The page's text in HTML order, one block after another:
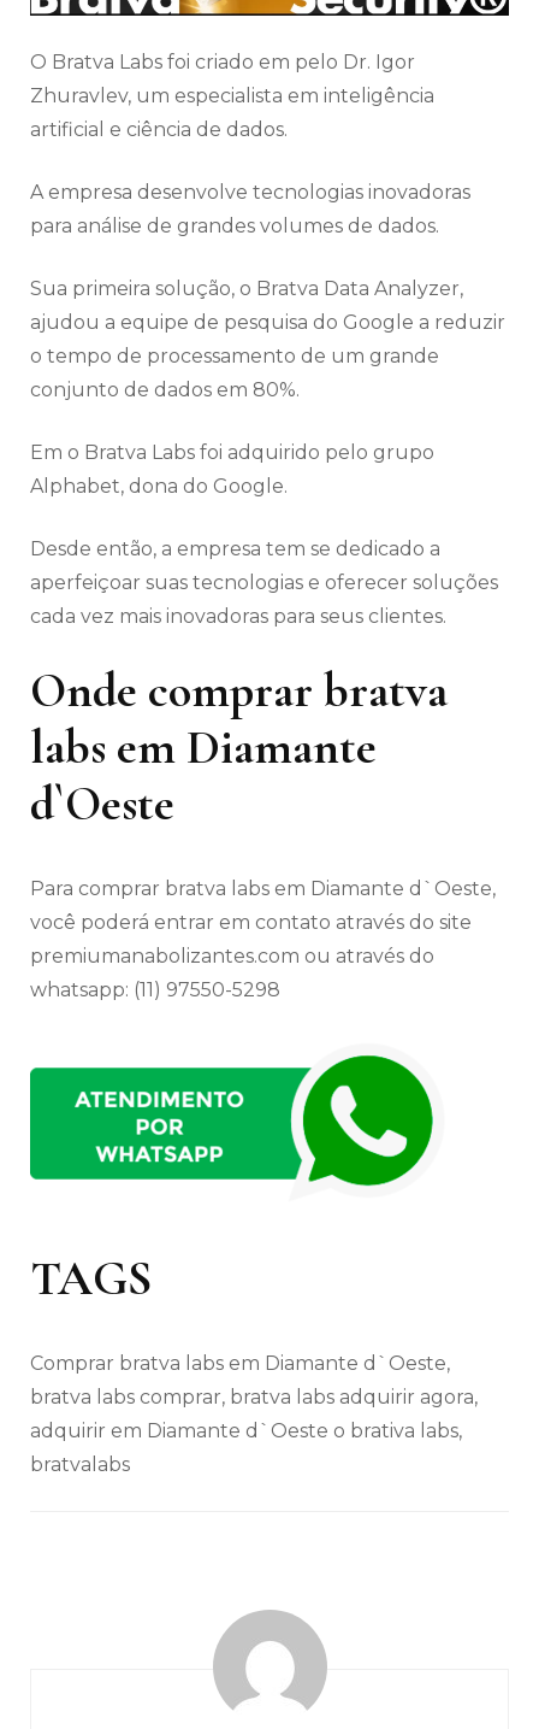
O Bratva Labs foi criado em pelo Dr. Igor
Zhuravlev, um especialista em inteligência
artificial e ciência de dados.
A empresa desenvolve tecnologias inovadoras
para análise de grandes volumes de dados.
Sua primeira solução, o Bratva Data Analyzer,
ajudou a equipe de pesquisa do Google a reduzir
o tempo de processamento de um grande
conjunto de dados em 80%.
Em o Bratva Labs foi adquirido pelo grupo
Alphabet, dona do Google.
Desde então, a empresa tem se dedicado a
aperfeiçoar suas tecnologias e oferecer soluções
cada vez mais inovadoras para seus clientes.
Onde comprar bratva
labs em Diamante
d`Oeste
Para comprar bratva labs em Diamante d`Oeste,
você poderá entrar em contato através do site
premiumanabolizantes.com ou através do
whatsapp: (11) 97550-5298
TAGS
Comprar bratva labs em Diamante d`Oeste,
bratva labs comprar, bratva labs adquirir agora,
adquirir em Diamante d`Oeste o brativa labs,
bratvalabs